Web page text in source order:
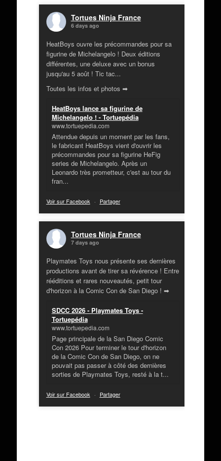
Tortues Ninja France
6 days ago
HeatBoys ouvre les précommandes pour sa
figurine de Michelangelo ! Deux éditions
différentes, une deluxe avec un bonus
jusqu'au 5 août ! Tic tac...
Toutes les infos et photos ➡
HeatBoys lance sa figurine de
Michelangelo ! - Tortuepédia
www.tortuepedia.com
Attendue depuis un moment par les fans,
le fabricant HeatBoys vient d'ouvrir les
précommandes pour sa figurine HeFig
series de Michelangelo. Après un
Leonardo très prometteur, c'est au tour du
fran...
Voir sur Facebook · Partager
Tortues Ninja France
7 days ago
Playmates Toys nous présente ses dernières
productions avant de tirer sa révérence ! Entre
rééditions et rares nouveautés, petit tour
d'horizon à la Comic Con de San Diego ! ➡
SDCC 2026 - Playmates Toys -
Tortuepédia
www.tortuepedia.com
Page principale de la San Diego Comic
Con 2026 Pour terminer le tour d'horizon
de la Comic Con de San Diego, on ne
pouvait pas passer à côté des dernières
sorties de Playmates Toys, resté à la t...
Voir sur Facebook · Partager